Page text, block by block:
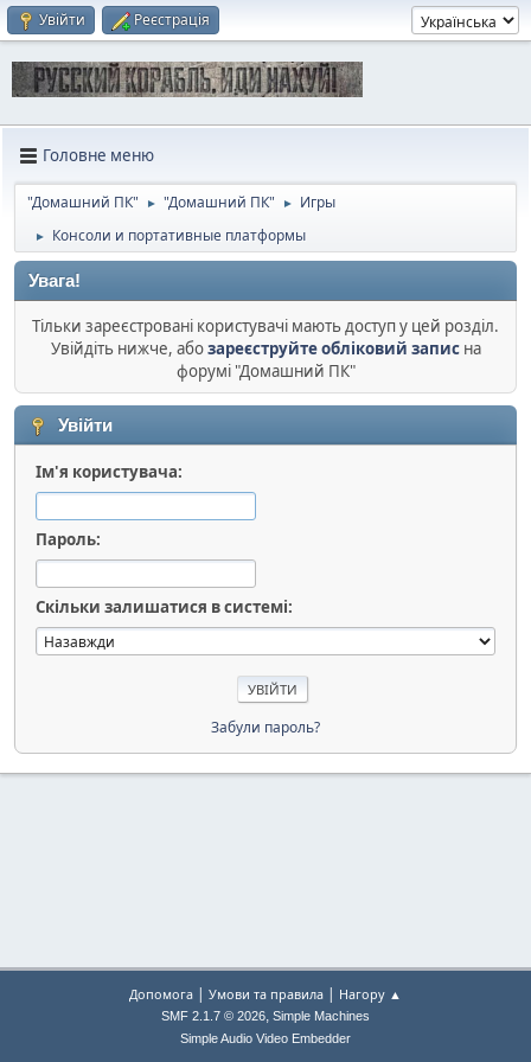
Увійти Реєстрація
Головне меню
"Домашний ПК" ► "Домашний ПК" ► Игры
► Консоли и портативные платформы
Увага!
Тільки зареєстровані користувачі мають доступ у цей розділ.
Увійдіть нижче, абозареєструйте обліковий записна
форумі "Домашний ПК"
Увійти
Ім'я користувача:
Пароль:
Скільки залишатися в системі:
Забули пароль?
Допомога | Умови та правила | Нагору ▲
SMF 2.1.7 © 2026, Simple Machines
Simple Audio Video Embedder